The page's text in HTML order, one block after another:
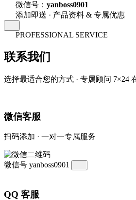
微信号： yanboss0901
添加即送 · 产品资料 & 专属优惠
PROFESSIONAL SERVICE
联系我们
选择最适合您的方式 · 专属顾问 7×24
微信客服
扫码添加 · 一对一专属服务
微信号 yanboss0901
QQ 客服